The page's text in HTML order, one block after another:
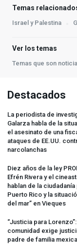
Temas
Israel y Palestina
Ver los temas
Temas que son noticia
Destacados
La periodista de
Galarza habla de la
el asesinato de una
ataques de EE.UU.
narcolanchas
Diez años de la ley
Efrén Rivera y el
hablan de la
Puerto Rico y la
del mar” en Vieques
“Justicia para
comunidad exige
padre de familia